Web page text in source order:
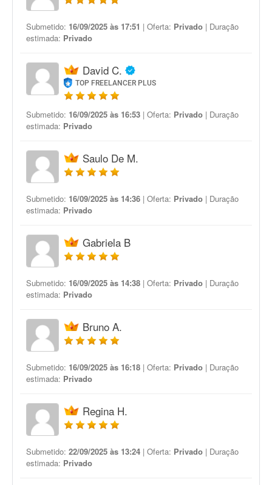
Submetido: 16/09/2025 às 17:51 | Oferta: Privado | Duração
estimada: Privado
David C.
TOP FREELANCER PLUS
Submetido: 16/09/2025 às 16:53 | Oferta: Privado | Duração
estimada: Privado
Saulo De M.
Submetido: 16/09/2025 às 14:36 | Oferta: Privado | Duração
estimada: Privado
Gabriela B
Submetido: 16/09/2025 às 14:38 | Oferta: Privado | Duração
estimada: Privado
Bruno A.
Submetido: 16/09/2025 às 16:18 | Oferta: Privado | Duração
estimada: Privado
Regina H.
Submetido: 22/09/2025 às 13:24 | Oferta: Privado | Duração
estimada: Privado